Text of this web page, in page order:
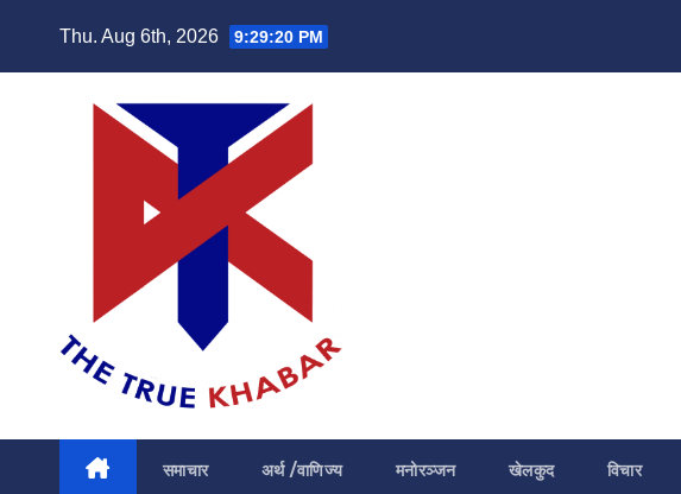
Thu. Aug 6th, 2026 9:29:21 PM
समाचार अर्थ /वाणिज्य मनोरञ्जन खेलकुद विचार